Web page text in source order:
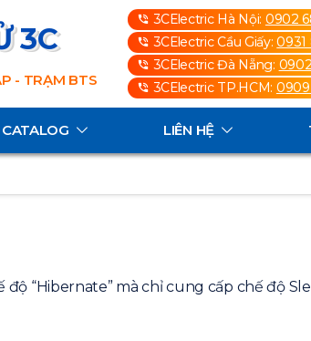
3C
- TRẠM BTS
3CElectric Hà Nội: 0902
3CElectric Cầu Giấy:0931
3CElectric Đà Nẵng:
3CElectric TP.HCM: 0909
CATALOG LIÊN HỆ
“Hibernate” mà chỉ cung cấp chế độ